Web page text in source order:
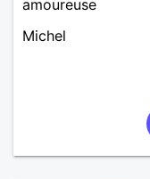
amoureuse
Michel